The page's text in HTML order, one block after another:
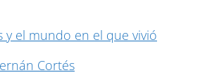
y el mundo en el que vivió
Cortés